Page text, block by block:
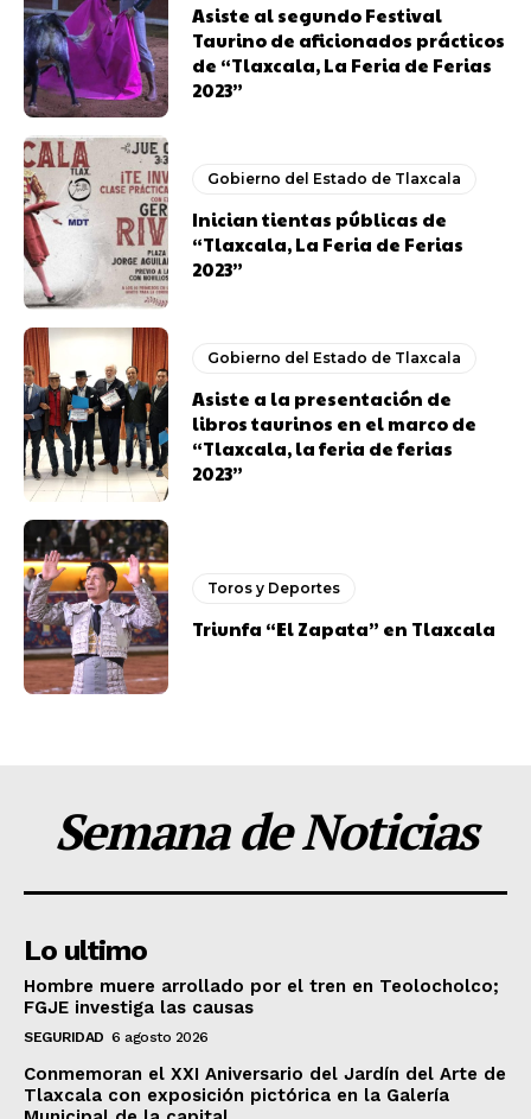
Asiste al segundo Festival
Taurino de aficionados prácticos
de “Tlaxcala, La Feria de Ferias
2023”
Gobierno del Estado de Tlaxcala
Inician tientas públicas de
“Tlaxcala, La Feria de Ferias
2023”
Gobierno del Estado de Tlaxcala
Asiste a la presentación de
libros taurinos en el marco de
“Tlaxcala, la feria de ferias
2023”
Toros y Deportes
Triunfa “El Zapata” en Tlaxcala
Semana de Noticias
Lo ultimo
Hombre muere arrollado por el tren en Teolocholco;
FGJE investiga las causas
SEGURIDAD 6 agosto 2026
Conmemoran el XXI Aniversario del Jardín del Arte de
Tlaxcala con exposición pictórica en la Galería